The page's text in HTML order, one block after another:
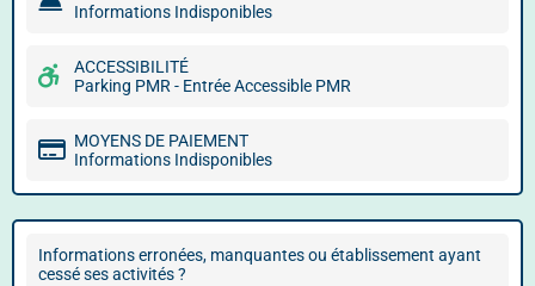
Informations Indisponibles
ACCESSIBILITÉ
Parking PMR - Entrée Accessible PMR
MOYENS DE PAIEMENT
Informations Indisponibles
Informations erronées, manquantes ou établissement ayant
cessé ses activités ?